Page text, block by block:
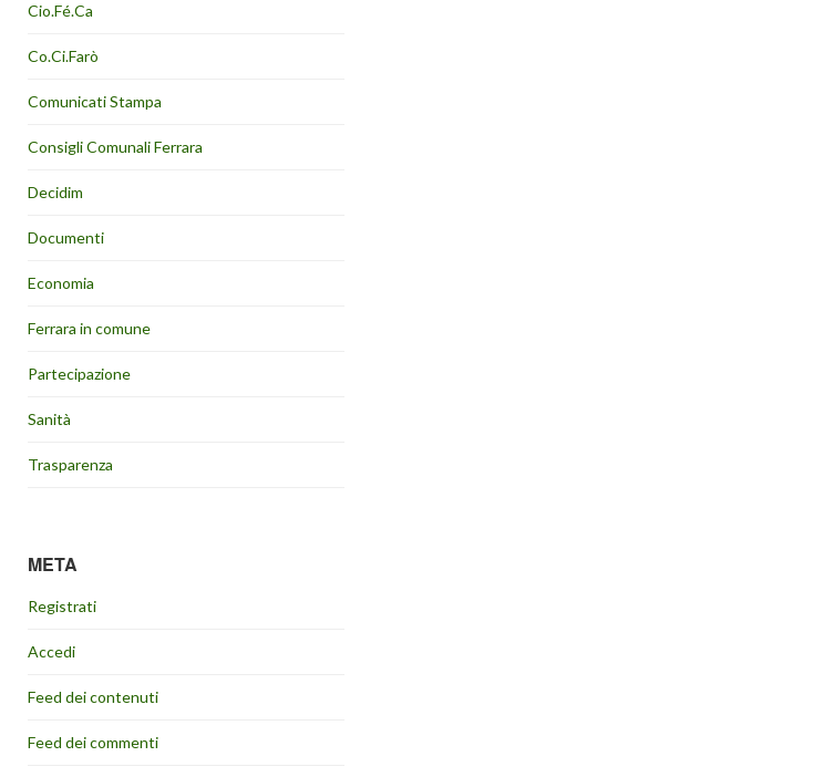
Cio.Fé.Ca
Co.Ci.Farò
Comunicati Stampa
Consigli Comunali Ferrara
Decidim
Documenti
Economia
Ferrara in comune
Partecipazione
Sanità
Trasparenza
META
Registrati
Accedi
Feed dei contenuti
Feed dei commenti